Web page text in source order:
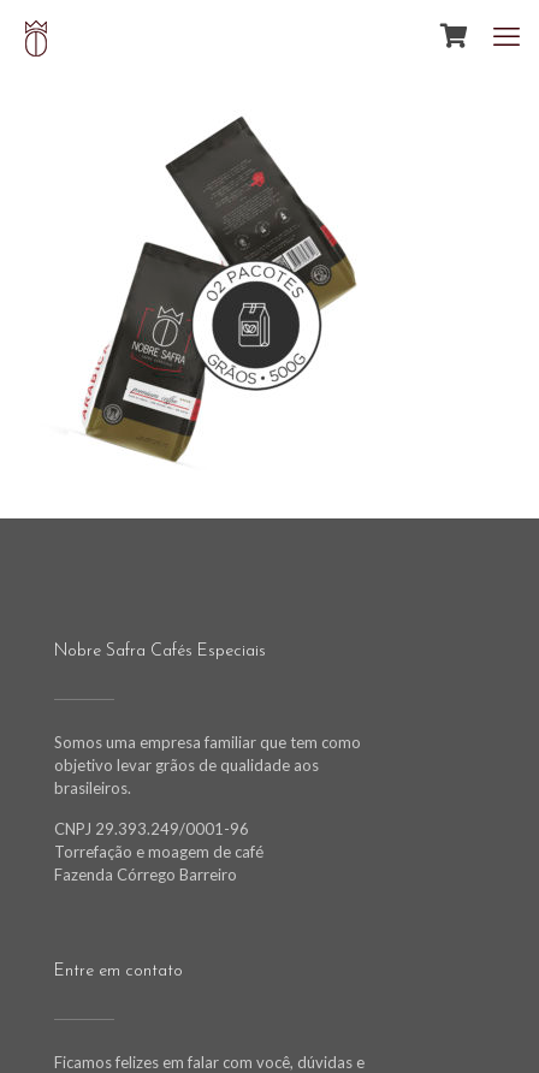
Nobre Safra Cafés Especiais
Somos uma empresa familiar que tem como
objetivo levar grãos de qualidade aos
brasileiros.
CNPJ 29.393.249/0001-96
Torrefação e moagem de café
Fazenda Córrego Barreiro
Entre em contato
Ficamos felizes em falar com você, dúvidas e